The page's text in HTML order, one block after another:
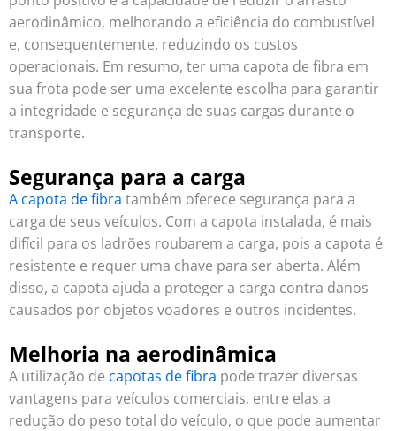
aerodinâmico, melhorando a eficiência do combustível
e, consequentemente, reduzindo os custos
operacionais. Em resumo, ter uma capota de fibra em
sua frota pode ser uma excelente escolha para garantir
a integridade e segurança de suas cargas durante o
transporte.
Segurança para a carga
A capota de fibra também oferece segurança para a
carga de seus veículos. Com a capota instalada, é mais
difícil para os ladrões roubarem a carga, pois a capota é
resistente e requer uma chave para ser aberta. Além
disso, a capota ajuda a proteger a carga contra danos
causados por objetos voadores e outros incidentes.
Melhoria na aerodinâmica
A utilização de capotas de fibra pode trazer diversas
vantagens para veículos comerciais, entre elas a
redução do peso total do veículo, o que pode aumentar